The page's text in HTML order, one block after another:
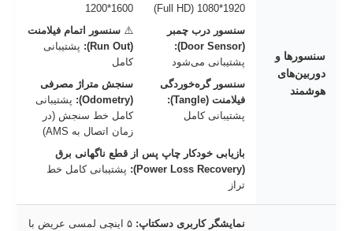
سنسورها و
دوربین‌های
هوشمند
1920*1080 (Full HD)
1600*1200
سنسور درب چمبر
(Door Sensor):
پشتیبانی می‌شود
⚠️ سنسور اتمام فیلامنت
(Run Out):
پشتیبانی
کامل
سنسور گره‌خوردگی
فیلامنت (Tangle):
پشتیبانی کامل
سنجش متراژ مصرفی
(Odometry):
پشتیبانی
کامل خط سنجش (در
زمان اتصال به AMS)
بازیابی خودکار چاپ پس از قطع ناگهانی برق
(Power Loss Recovery):
پشتیبانی کامل خط
تراز
نمایشگر کاربری دسکتاپ:
۵ اینچی لمسی عریض با